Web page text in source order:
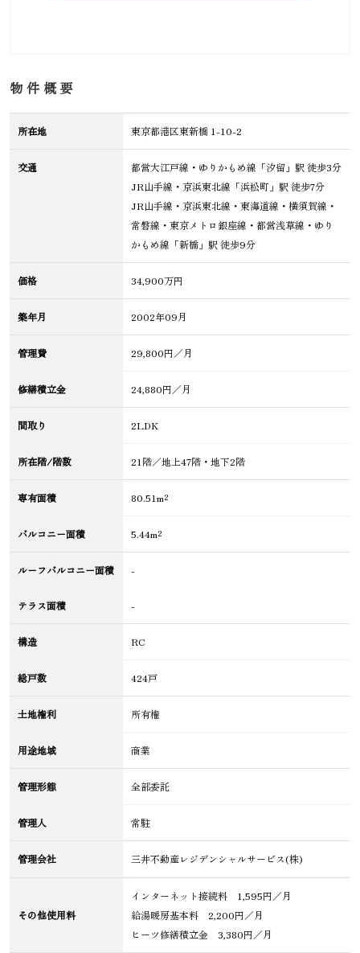
物件概要
所在地 東京都港区東新橋 1-10-2
交通
都営大江戸線・ゆりかもめ線「汐留」駅 徒歩3分
JR山手線・京浜東北線「浜松町」駅 徒歩7分
JR山手線・京浜東北線・東海道線・横須賀線・
常磐線・東京メトロ銀座線・都営浅草線・ゆり
かもめ線「新橋」駅 徒歩9分
価格 34,900万円
築年月 2002年09月
管理費 29,800円／月
修繕積立金 24,880円／月
間取り 2LDK
所在階/階数 21階／地上47階・地下2階
専有面積 80.51m²
バルコニー面積 5.44m²
ルーフバルコニー面積 -
テラス面積 -
構造 RC
総戸数 424戸
土地権利 所有権
用途地域 商業
管理形態 全部委託
管理人 常駐
管理会社 三井不動産レジデンシャルサービス(株)
その他使用料
インターネット接続料 1,595円／月
給湯暖房基本料 2,200円／月
ヒーツ修繕積立金 3,380円／月